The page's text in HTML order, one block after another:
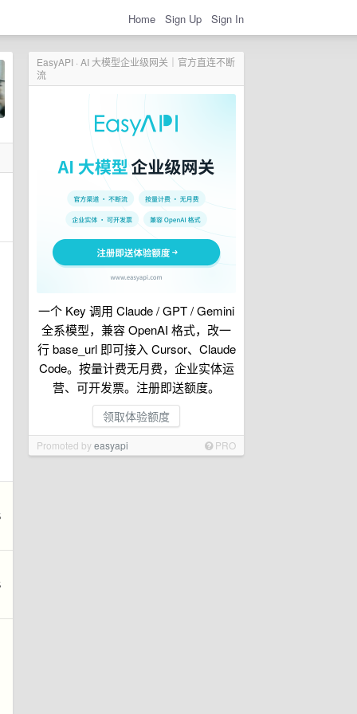
Home Sign Up Sign In
EasyAPI · AI 大模型企业级网关｜官方直连不断
流
一个 Key 调用 Claude / GPT / Gemini
全系模型，兼容 OpenAI 格式，改一
行 base_url 即可接入 Cursor、Claude
Code。按量计费无月费，企业实体运
营、可开发票。注册即送额度。
领取体验额度
Promoted byeasyapi PRO